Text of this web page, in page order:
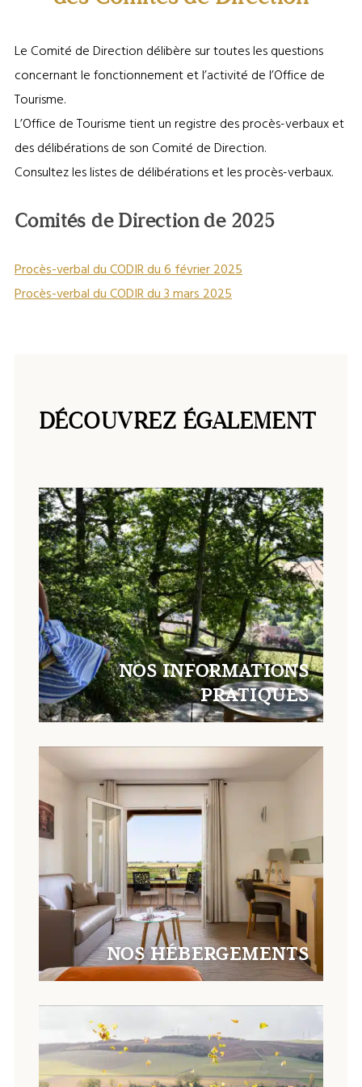
Le Comité de Direction délibère sur toutes les questions
concernant le fonctionnement et l’activité de l’Office de
Tourisme.
L’Office de Tourisme tient un registre des procès-verbaux et
des délibérations de son Comité de Direction.
Consultez les listes de délibérations et les procès-verbaux.
Comités de Direction de 2025
Procès-verbal du CODIR du 6 février 2025
Procès-verbal du CODIR du 3 mars 2025
DÉCOUVREZ ÉGALEMENT
NOS INFORMATIONS
PRATIQUES
NOS HÉBERGEMENTS